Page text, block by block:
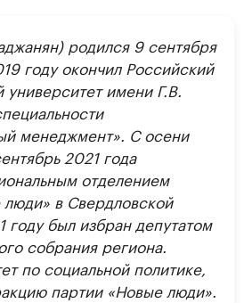
родился 9 сентября
году окончил Российский
университет имени Г.В.
менеджмент». С осени
2021 года
отделением
в Свердловской
году был избран депутатом
собрания региона.
по социальной политике,
партии «Новые люди».